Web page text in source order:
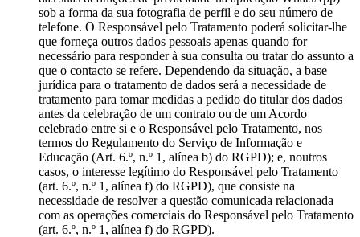
sob a forma da sua fotografia de perfil e do seu número de
telefone. O Responsável pelo Tratamento poderá solicitar-lhe
que forneça outros dados pessoais apenas quando for
necessário para responder à sua consulta ou tratar do assunto a
que o contacto se refere. Dependendo da situação, a base
jurídica para o tratamento de dados será a necessidade de
tratamento para tomar medidas a pedido do titular dos dados
antes da celebração de um contrato ou de um Acordo
celebrado entre si e o Responsável pelo Tratamento, nos
termos do Regulamento do Serviço de Informação e
Educação (Art. 6.º, n.º 1, alínea b) do RGPD); e, noutros
casos, o interesse legítimo do Responsável pelo Tratamento
(art. 6.º, n.º 1, alínea f) do RGPD), que consiste na
necessidade de resolver a questão comunicada relacionada
com as operações comerciais do Responsável pelo Tratamento
(art. 6.º, n.º 1, alínea f) do RGPD).